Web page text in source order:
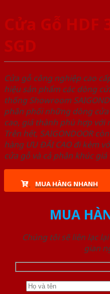
Cửa Gỗ HDF
SGD
Cửa gỗ công nghiệp cao
hiệu sản phẩm các dòng
thống Showroom
phân phối những dòng
cao, giá thành phù hợp với
Trên hết, SAIGONDOOR
hàng ƯU ĐÃI CAO đi kèm
cửa gỗ và cả phân khúc
MUA HÀNG NHANH
MUA
Chúng tôi sẽ liên lạc
gian